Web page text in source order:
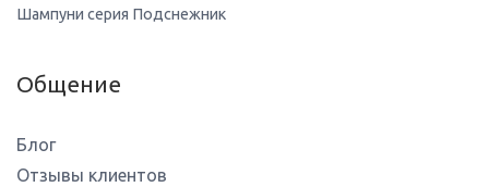
Шампуни серия Подснежник
Общение
Блог
Отзывы клиентов